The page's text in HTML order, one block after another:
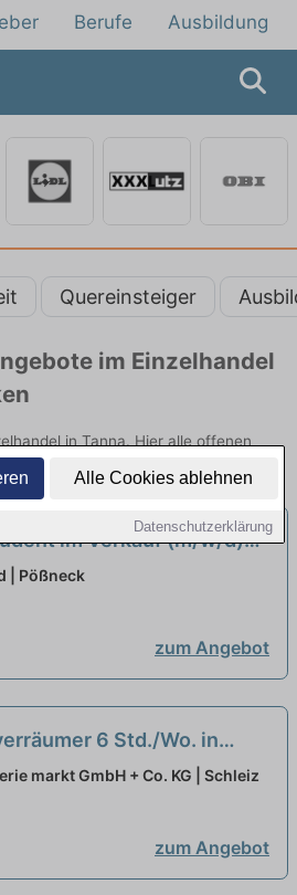
Alle Cookies ablehnen
Datenschutzerklärung
Berufe Ausbildung
Quereinsteiger
im Einzelhandel
in Tanna. Hier alle offenen
Vertrieb und Handel vergleichen.
im Verkauf (m/w/d)
| Pößneck
zum Angebot
6 Std./Wo. in
Lobenstein (w/m/d)
markt GmbH + Co. KG | Schleiz
zum Angebot